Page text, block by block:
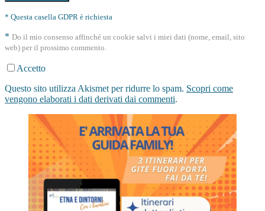
* Questa casella GDPR è richiesta
* Do il mio consenso affinché un cookie salvi i miei dati (nome, email, sito
web) per il prossimo commento.
Accetto
Questo sito utilizza Akismet per ridurre lo spam. Scopri come
vengono elaborati i dati derivati dai commenti.